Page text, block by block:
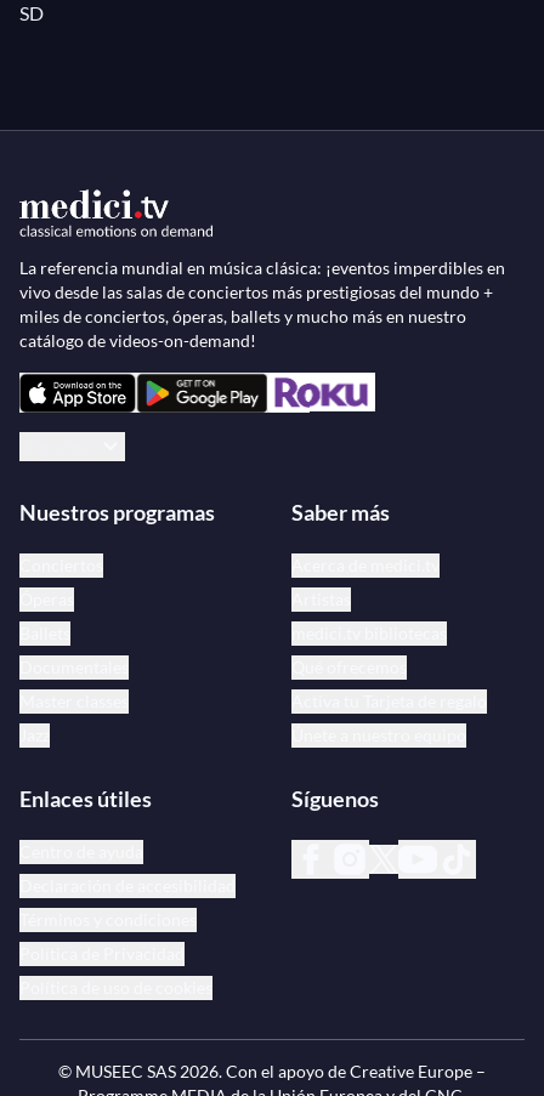
SD
La referencia mundial en música clásica: ¡eventos imperdibles en
vivo desde las salas de conciertos más prestigiosas del mundo +
miles de conciertos, óperas, ballets y mucho más en nuestro
catálogo de videos-on-demand!
Nuestros programas Saber más
Enlaces útiles Síguenos
© MUSEEC SAS 2026. Con el apoyo de Creative Europe –